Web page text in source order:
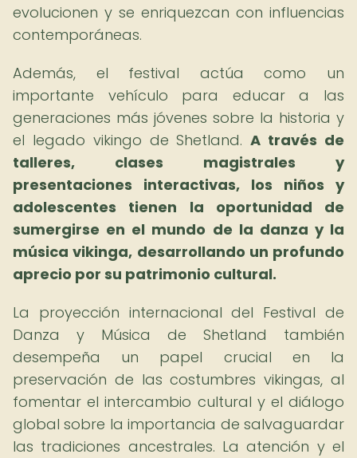
evolucionen y se enriquezcan con influencias
contemporáneas.
Además, el festival actúa como un
importante vehículo para educar a las
generaciones más jóvenes sobre la historia y
el legado vikingo de Shetland.A través de
talleres, clases magistrales y
presentaciones interactivas, los niños y
adolescentes tienen la oportunidad de
sumergirse en el mundo de la danza y la
música vikinga, desarrollando un profundo
aprecio por su patrimonio cultural.
La proyección internacional del Festival de
Danza y Música de Shetland también
desempeña un papel crucial en la
preservación de las costumbres vikingas, al
fomentar el intercambio cultural y el diálogo
global sobre la importancia de salvaguardar
las tradiciones ancestrales. La atención y el